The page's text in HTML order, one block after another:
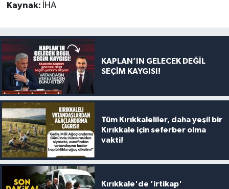
Kaynak: İHA
KAPLAN’IN GELECEK DEĞİL
SEÇİM KAYGISI!
Tüm Kırıkkaleliler, daha yeşil bir
Kırıkkale için seferber olma
vakti!
Kırıkkale'de 'irtikap'